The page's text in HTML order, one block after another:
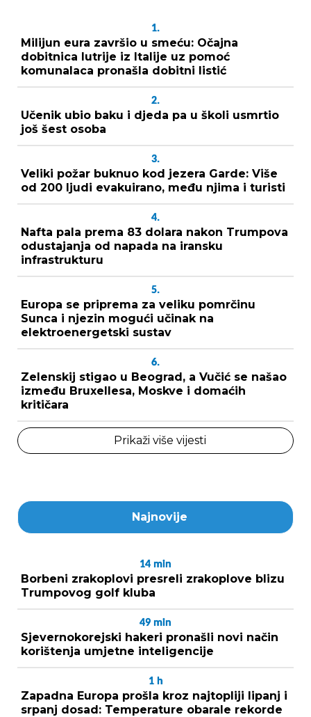
1.
Milijun eura završio u smeću: Očajna
dobitnica lutrije iz Italije uz pomoć
komunalaca pronašla dobitni listić
2.
Učenik ubio baku i djeda pa u školi usmrtio
još šest osoba
3.
Veliki požar buknuo kod jezera Garde: Više
od 200 ljudi evakuirano, među njima i turisti
4.
Nafta pala prema 83 dolara nakon Trumpova
odustajanja od napada na iransku
infrastrukturu
5.
Europa se priprema za veliku pomrčinu
Sunca i njezin mogući učinak na
elektroenergetski sustav
6.
Zelenskij stigao u Beograd, a Vučić se našao
između Bruxellesa, Moskve i domaćih
kritičara
Prikaži više vijesti
Najnovije
14 min
Borbeni zrakoplovi presreli zrakoplove blizu
Trumpovog golf kluba
49 min
Sjevernokorejski hakeri pronašli novi način
korištenja umjetne inteligencije
1 h
Zapadna Europa prošla kroz najtopliji lipanj i
srpanj dosad: Temperature obarale rekorde